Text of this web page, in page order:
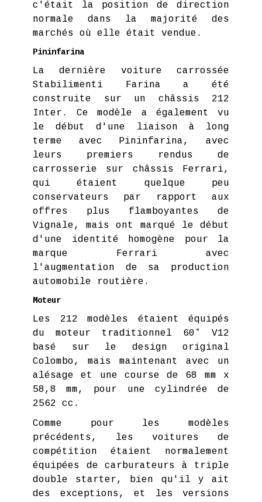
c'était la position de direction
normale dans la majorité des
marchés où elle était vendue.
Pininfarina
La dernière voiture carrossée
Stabilimenti Farina a été
construite sur un châssis 212
Inter. Ce modèle a également vu
le début d'une liaison à long
terme avec Pininfarina, avec
leurs premiers rendus de
carrosserie sur châssis Ferrari,
qui étaient quelque peu
conservateurs par rapport aux
offres plus flamboyantes de
Vignale, mais ont marqué le début
d'une identité homogène pour la
marque Ferrari avec
l'augmentation de sa production
automobile routière.
Moteur
Les 212 modèles étaient équipés
du moteur traditionnel 60˚ V12
basé sur le design original
Colombo, mais maintenant avec un
alésage et une course de 68 mm x
58,8 mm, pour une cylindrée de
2562 cc.
Comme pour les modèles
précédents, les voitures de
compétition étaient normalement
équipées de carburateurs à triple
double starter, bien qu'il y ait
des exceptions, et les versions